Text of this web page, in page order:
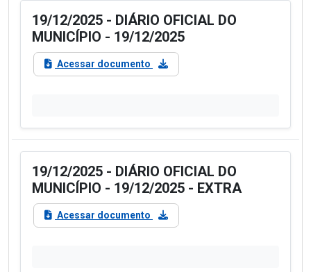
19/12/2025 - DIÁRIO OFICIAL DO
MUNICÍPIO - 19/12/2025
Acessar documento
19/12/2025 - DIÁRIO OFICIAL DO
MUNICÍPIO - 19/12/2025 - EXTRA
Acessar documento